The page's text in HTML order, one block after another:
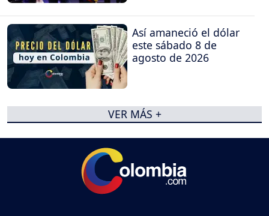
Así amaneció el dólar
este sábado 8 de
agosto de 2026
VER MÁS +